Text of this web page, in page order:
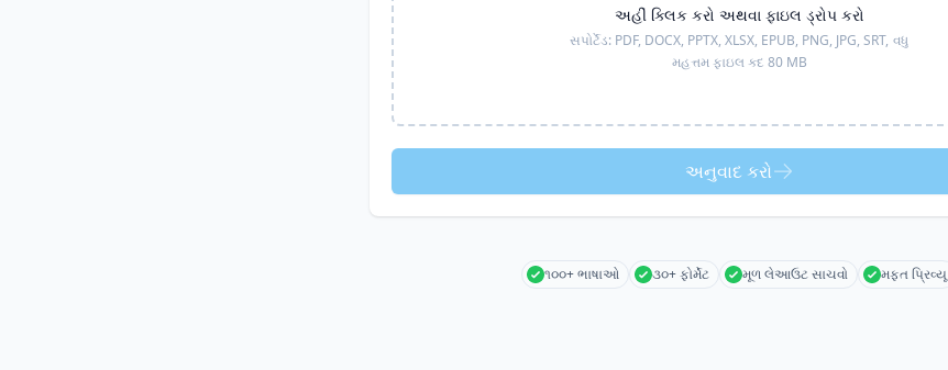
અહીં ક્લિક કરો અથવા ફાઇલ ડ્રોપ કરો
સપોર્ટેડ: PDF, DOCX, PPTX, XLSX, EPUB, PNG, JPG, SRT, વધુ
મહત્તમ ફાઇલ કદ 80 MB
અનુવાદ કરો
૧૦૦+ ભાષાઓ ૩૦+ ફોર્મેટ મૂળ લેઆઉટ સાચવો મફત પ્રિવ્યૂ